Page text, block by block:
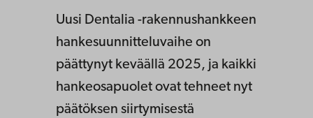
Uusi Dentalia -rakennushankkeen
hankesuunnitteluvaihe on
päättynyt keväällä 2025, ja kaikki
hankeosapuolet ovat tehneet nyt
päätöksen siirtymisestä